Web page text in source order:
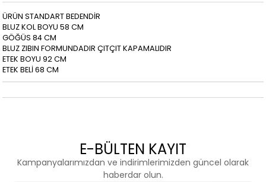
ÜRÜN STANDART BEDENDİR
BLUZ KOL BOYU 58 CM
GÖĞÜS 84 CM
BLUZ ZIBIN FORMUNDADIR ÇITÇIT KAPAMALIDIR
ETEK BOYU 92 CM
ETEK BELİ 68 CM
E-BÜLTEN KAYIT
Kampanyalarımızdan ve indirimlerimizden güncel olarak
haberdar olun.